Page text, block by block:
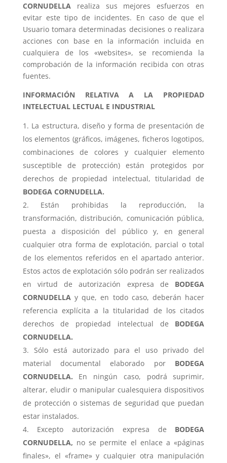
CORNUDELLA realiza sus mejores esfuerzos en
evitar este tipo de incidentes. En caso de que el
Usuario tomara determinadas decisiones o realizara
acciones con base en la información incluida en
cualquiera de los «websites», se recomienda la
comprobación de la información recibida con otras
fuentes.
INFORMACIÓN RELATIVA A LA PROPIEDAD
INTELECTUAL LECTUAL E INDUSTRIAL
La estructura, diseño y forma de presentación de
los elementos (gráficos, imágenes, ficheros logotipos,
combinaciones de colores y cualquier elemento
susceptible de protección) están protegidos por
derechos de propiedad intelectual, titularidad de
BODEGA CORNUDELLA.
Están prohibidas la reproducción, la
transformación, distribución, comunicación pública,
puesta a disposición del público y, en general
cualquier otra forma de explotación, parcial o total
de los elementos referidos en el apartado anterior.
Estos actos de explotación sólo podrán ser realizados
en virtud de autorización expresa de BODEGA
CORNUDELLA y que, en todo caso, deberán hacer
referencia explícita a la titularidad de los citados
derechos de propiedad intelectual de BODEGA
CORNUDELLA.
Sólo está autorizado para el uso privado del
material documental elaborado por BODEGA
CORNUDELLA. En ningún caso, podrá suprimir,
alterar, eludir o manipular cualesquiera dispositivos
de protección o sistemas de seguridad que puedan
estar instalados.
Excepto autorización expresa de BODEGA
CORNUDELLA, no se permite el enlace a «páginas
finales», el «frame» y cualquier otra manipulación